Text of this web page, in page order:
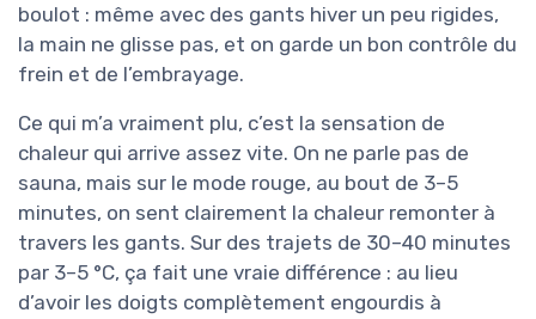
boulot : même avec des gants hiver un peu rigides,
la main ne glisse pas, et on garde un bon contrôle du
frein et de l’embrayage.
Ce qui m’a vraiment plu, c’est la sensation de
chaleur qui arrive assez vite. On ne parle pas de
sauna, mais sur le mode rouge, au bout de 3–5
minutes, on sent clairement la chaleur remonter à
travers les gants. Sur des trajets de 30–40 minutes
par 3–5 °C, ça fait une vraie différence : au lieu
d’avoir les doigts complètement engourdis à